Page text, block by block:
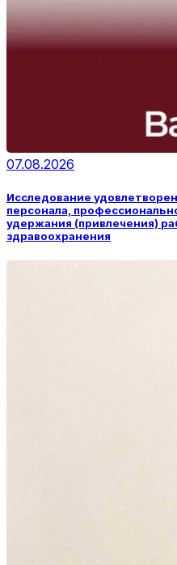
07.08.2026
Исследование
персонала,
удержания (привлечения)
здравоохранения